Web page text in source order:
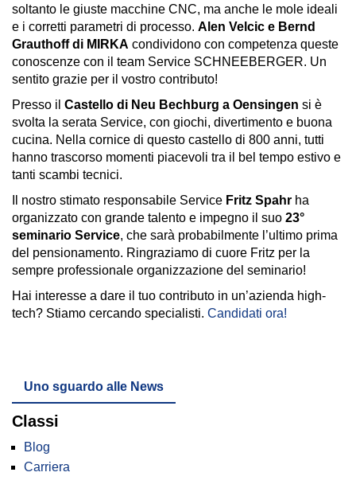
soltanto le giuste macchine CNC, ma anche le mole ideali
e i corretti parametri di processo. Alen Velcic e Bernd
Grauthoff di MIRKA condividono con competenza queste
conoscenze con il team Service SCHNEEBERGER. Un
sentito grazie per il vostro contributo!
Presso il Castello di Neu Bechburg a Oensingen si è
svolta la serata Service, con giochi, divertimento e buona
cucina. Nella cornice di questo castello di 800 anni, tutti
hanno trascorso momenti piacevoli tra il bel tempo estivo e
tanti scambi tecnici.
Il nostro stimato responsabile Service Fritz Spahr ha
organizzato con grande talento e impegno il suo 23°
seminario Service, che sarà probabilmente l’ultimo prima
del pensionamento. Ringraziamo di cuore Fritz per la
sempre professionale organizzazione del seminario!
Hai interesse a dare il tuo contributo in un’azienda high-
tech? Stiamo cercando specialisti. Candidati ora!
Uno sguardo alle News
Classi
Blog
Carriera